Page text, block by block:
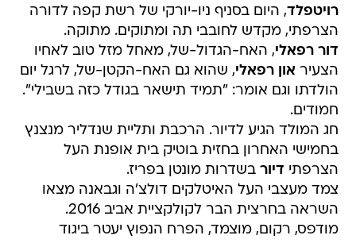
רויטפלד, היום בסניף ניו-יורקי של רשת קפה לדורה
הצרפתי, מקדש לחובבי תה ומתוקים. מתוקה.
דור רפאלי, האח-הגדול-של, מאחל מזל טוב לאחיו
הצעיר און רפאלי, שהוא גם האח-הקטן-של, לרגל יום
הולדתו וגם אומר: "תמיד תישאר בגודל כזה בשבילי".
חמודים.
חג המולד הגיע לדיור. הרכבת ותליית שנדליר מנצנץ
בחמישי האחרון בחזית בוטיק בית אופנת העל
הצרפתי דיור בשדרות מונטן בפריז.
צמד מעצבי העל האיטלקים דולצ'ה וגבאנה מצאו
השראה בחרצית הבר לקולקציית אביב 2016.
מודפס, רקום, מוצמד, הפרח הנפוץ יעטר ביגוד